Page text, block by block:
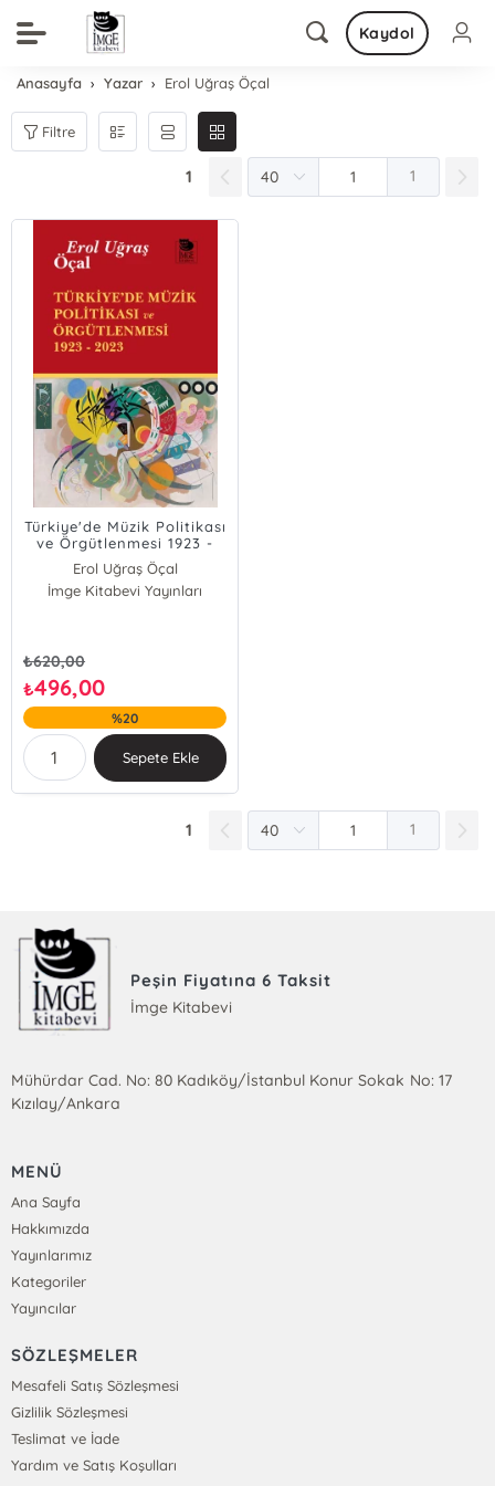
Kaydol
Anasayfa Yazar Erol Uğraş Öçal
Filtre
1 1
Türkiye'de Müzik Politikası
ve Örgütlenmesi 1923 -
Erol Uğraş Öçal
İmge Kitabevi Yayınları
₺620,00
₺496,00
%20
Sepete Ekle
1 1
Peşin Fiyatına 6 Taksit
İmge Kitabevi
Mühürdar Cad. No: 80 Kadıköy/İstanbul Konur Sokak No: 17
Kızılay/Ankara
MENÜ
Ana Sayfa
Hakkımızda
Yayınlarımız
Kategoriler
Yayıncılar
SÖZLEŞMELER
Mesafeli Satış Sözleşmesi
Gizlilik Sözleşmesi
Teslimat ve İade
Yardım ve Satış Koşulları